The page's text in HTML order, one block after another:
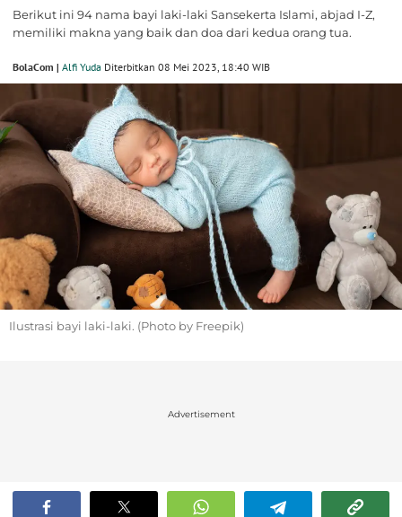
Berikut ini 94 nama bayi laki-laki Sansekerta Islami, abjad I-Z,
memiliki makna yang baik dan doa dari kedua orang tua.
BolaCom | Alfi Yuda Diterbitkan 08 Mei 2023, 18:40 WIB
Ilustrasi bayi laki-laki. (Photo by Freepik)
Advertisement